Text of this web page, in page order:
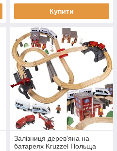
Купити
Залізниця дерев'яна на
батареях Kruzzel Польща